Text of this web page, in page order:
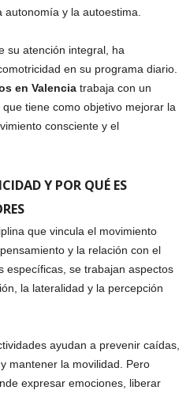
y la autoestima.
su atención integral, ha
en su programa diario.
en Valencia trabaja con un
tiene como objetivo mejorar la
consciente y el
Y POR QUÉ ES
que vincula el movimiento
y la relación con el
específicas, se trabajan aspectos
la lateralidad y la percepción
ayudan a prevenir caídas,
mantener la movilidad. Pero
expresar emociones, liberar